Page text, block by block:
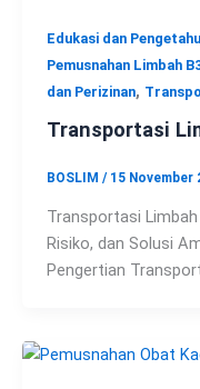
Edukasi dan
Pemusnahan Limbah
dan Perizinan,
Transportasi
BOSLIM / 15 November
Transportasi Limbah
Risiko, dan Solusi
Pengertian